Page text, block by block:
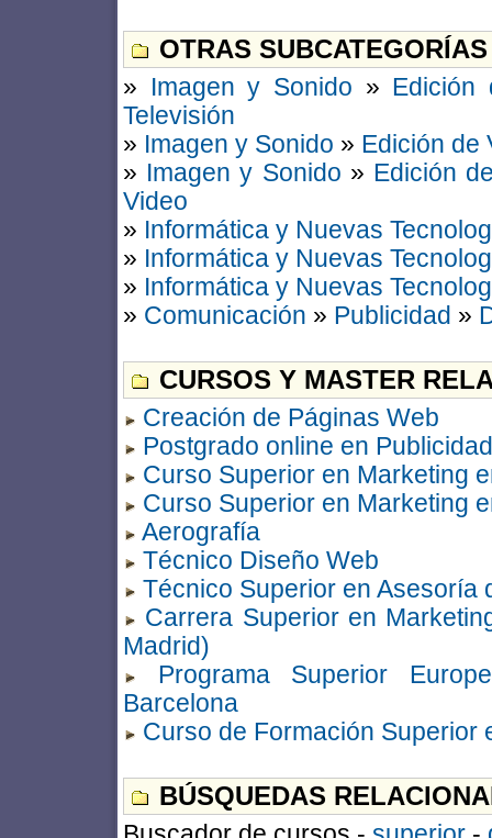
OTRAS
» Imagen y Sonido » Edición
Televisión
» Imagen y Sonido » Edición de
» Imagen y Sonido » Edición
Video
» Informática y Nuevas
» Informática y Nuevas
» Informática y Nuevas
» Comunicación » Publicidad »
CURSOS Y MASTER
Creación de Páginas Web
Postgrado online en
Curso Superior en Marketing
Curso Superior en Marketing
Aerografía
Técnico Diseño Web
Técnico Superior en Asesoría
Carrera Superior en
Madrid)
Programa Superior
Barcelona
Curso de Formación Superior
BÚSQUEDAS